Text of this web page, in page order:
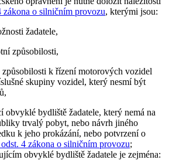
zákona o silničním provozu, kterými jsou:
žadatele,
způsobilosti,
k řízení motorových vozidel
skupiny vozidel, který nesmí být
obvyklé bydliště žadatele, který nemá na
trvalý pobyt, nebo návrh jiného
k jeho prokázání, nebo potvrzení o
4 zákona o silničním provozu;
obvyklé bydliště žadatele je zejména: